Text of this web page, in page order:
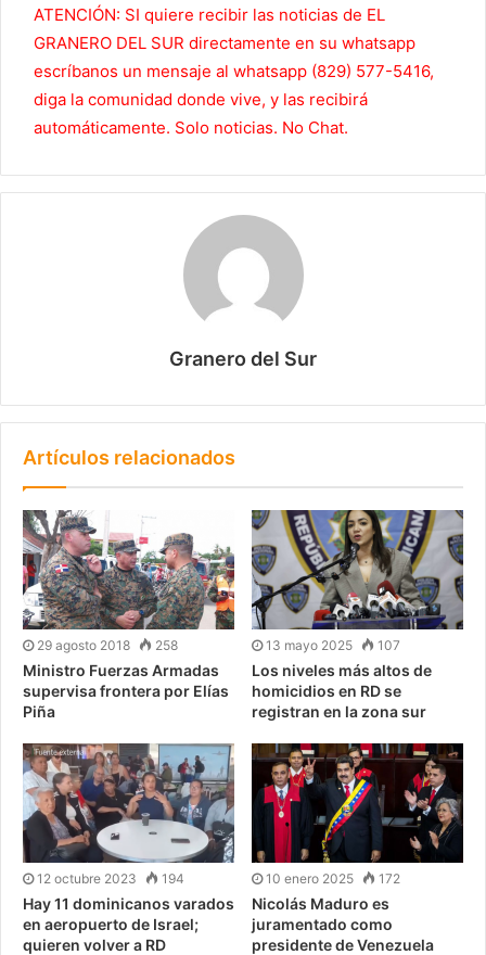
ATENCIÓN: SI quiere recibir las noticias de EL
GRANERO DEL SUR directamente en su whatsapp
escríbanos un mensaje al whatsapp (829) 577-5416,
diga la comunidad donde vive, y las recibirá
automáticamente. Solo noticias. No Chat.
Granero del Sur
Artículos relacionados
29 agosto 2018 258
Ministro Fuerzas Armadas
supervisa frontera por Elías
Piña
13 mayo 2025 107
Los niveles más altos de
homicidios en RD se
registran en la zona sur
12 octubre 2023 194
Hay 11 dominicanos varados
en aeropuerto de Israel;
quieren volver a RD
10 enero 2025 172
Nicolás Maduro es
juramentado como
presidente de Venezuela